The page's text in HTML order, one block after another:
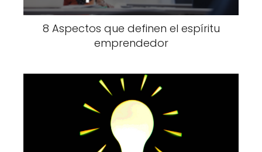
8 Aspectos que definen el espíritu
emprendedor